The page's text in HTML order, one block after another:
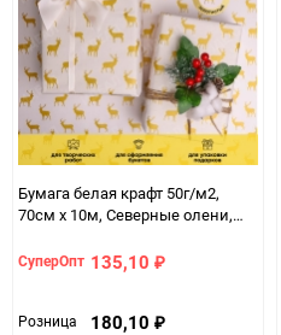
Бумага белая крафт 50г/м2,
70см x 10м, Северные олени,
СуперОпт 135,10 ₽
Розница 180,10 ₽